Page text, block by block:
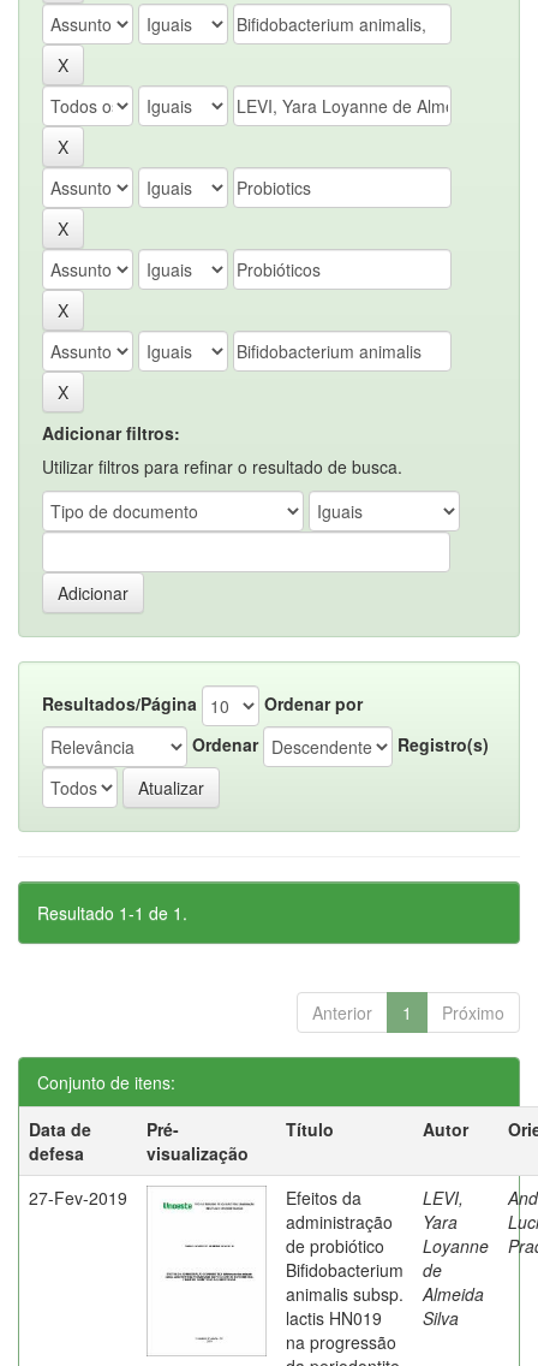
Adicionar filtros:
Utilizar filtros para refinar o resultado de busca.
Resultados/Página
Ordenar por
Ordenar
Registro(s)
Resultado 1-1 de 1.
Anterior 1 Próximo
Conjunto de itens:
Data de
defesa
Pré-
visualização
Título Autor
27-Fev-2019
Efeitos da
administração
de probiótico
Bifidobacterium
animalis subsp.
lactis HN019
na progressão
LEVI,
Yara
Loyanne
de
Almeida
Silva